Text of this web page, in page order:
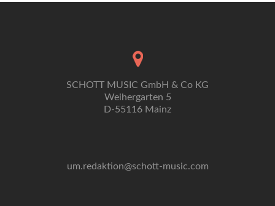
SCHOTT MUSIC GmbH & Co KG
Weihergarten 5
D-55116 Mainz
um.redaktion@schott-music.com